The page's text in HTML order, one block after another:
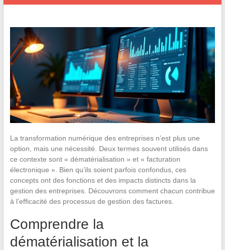
La transformation numérique des entreprises n’est plus une
option, mais une nécessité. Deux termes souvent utilisés dans
ce contexte sont « dématérialisation » et « facturation
électronique ». Bien qu’ils soient parfois confondus, ces
concepts ont des fonctions et des impacts distincts dans la
gestion des entreprises. Découvrons comment chacun contribue
à l’efficacité des processus de gestion des factures.
Comprendre la
dématérialisation et la